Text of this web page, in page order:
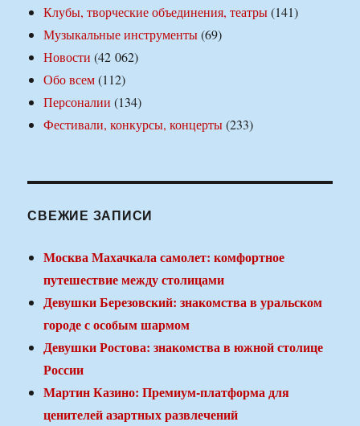
Клубы, творческие объединения, театры(141)
Музыкальные инструменты(69)
Новости (42 062)
Обо всем(112)
Персоналии (134)
Фестивали, конкурсы, концерты(233)
СВЕЖИЕ ЗАПИСИ
Москва Махачкала самолет: комфортное
путешествие между столицами
Девушки Березовский: знакомства в уральском
городе с особым шармом
Девушки Ростова: знакомства в южной столице
России
Мартин Казино: Премиум-платформа для
ценителей азартных развлечений